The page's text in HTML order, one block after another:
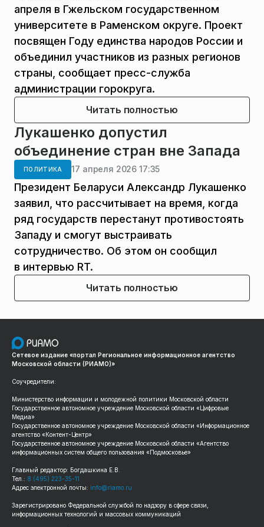
апреля в Гжельском государственном
университете в Раменском округе. Проект
посвящен Году единства народов России и
объединил участников из разных регионов
страны, сообщает пресс-служба
администрации горокруга.
Читать полностью
Лукашенко допустил
объединение стран вне Запада
ПОЛИТИКА 17 апреля 2026 17:35
Президент Беларуси Александр Лукашенко
заявил, что рассчитывает на время, когда
ряд государств перестанут противостоять
Западу и смогут выстраивать
сотрудничество. Об этом он сообщил
в интервью RT.
Читать полностью
Сетевое издание «портал Региональное информационное агентство
Московской области (РИАМО)»
Соучредители:
Министерство информации и молодежной политики Московской области
Государственное автономное учреждение Московской области «Цифровые
Медиа»
Государственное автономное учреждение Московской области «Информационное
агентство «Контент-Центр»
Государственное автономное учреждение Московской области «Агентство
информационных систем общего пользования «Подмосковье»
Главный редактор: Богдашкина Е.В.
Тел.: 8 (495) 223-35-11
Адрес электронной почты: info@riamo.ru
Зарегистрировано Федеральной службой по надзору в сфере связи,
информационных технологий и массовых коммуникаций